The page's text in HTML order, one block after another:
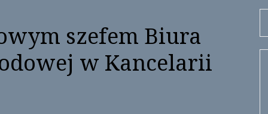
szefem Biura
w Kancelarii